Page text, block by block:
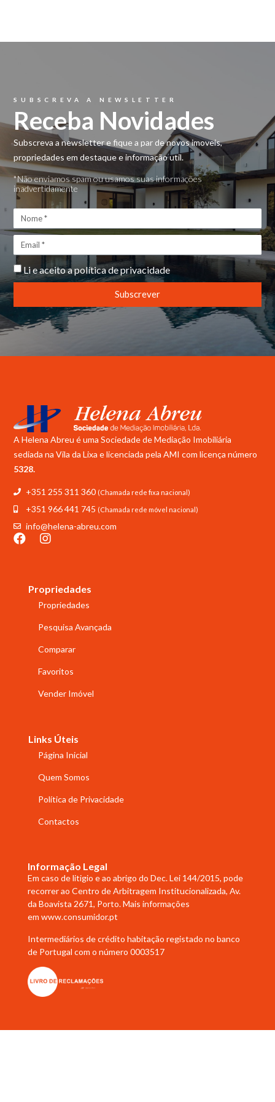
SUBSCREVA A NEWSLETTER
Receba Novidades
Subscreva a newsletter e fique a par de novos imoveis,
propriedades em destaque e informação util.
*Não enviamos spam ou usamos suas informações
inadvertidamente
Li e aceito apolítica de privacidade
Subscrever
A Helena Abreu é uma Sociedade de Mediação Imobiliária
sediada na Vila da Lixa e licenciada pelaAMI com licença número
5328.
+351 255 311 360 (Chamada rede fixa nacional)
+351 966 441 745 (Chamada rede móvel nacional)
info@helena-abreu.com
Propriedades
Propriedades
Pesquisa Avançada
Comparar
Favoritos
Vender Imóvel
Links Úteis
Página Inicial
Quem Somos
Política de Privacidade
Contactos
Informação Legal
Em caso de litigio e ao abrigo do Dec. Lei 144/2015, pode
recorrer ao Centro de Arbitragem Institucionalizada, Av.
da Boavista 2671, Porto. Mais informações
emwww.consumidor.pt
Intermediários de crédito habitação registado no banco
de Portugal com o número 0003517